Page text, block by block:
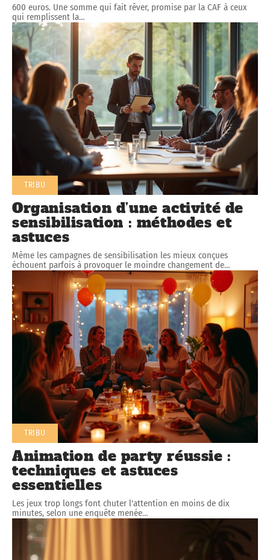
600 euros. Une somme qui fait rêver, promise par la CAF à ceux
qui remplissent la…
TRIBU
Organisation d’une activité de
sensibilisation : méthodes et
astuces
Même les campagnes de sensibilisation les mieux conçues
échouent parfois à provoquer le moindre changement de…
TRIBU
Animation de party réussie :
techniques et astuces
essentielles
Les jeux trop longs font chuter l'attention en moins de dix
minutes, selon une enquête menée…